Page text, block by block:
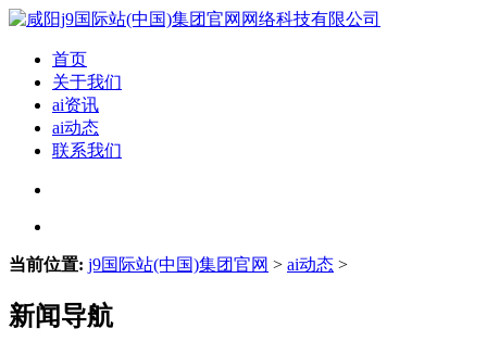
首页
关于我们
ai资讯
ai动态
联系我们
当前位置: j9国际站(中国)集团官网 > ai动态 >
新闻导航